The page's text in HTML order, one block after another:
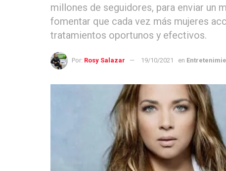
millones de seguidores, para enviar un
fomentar que cada vez más mujeres
tratamientos oportunos y efectivos.
Por: Rosy Salazar 19/10/2021 en